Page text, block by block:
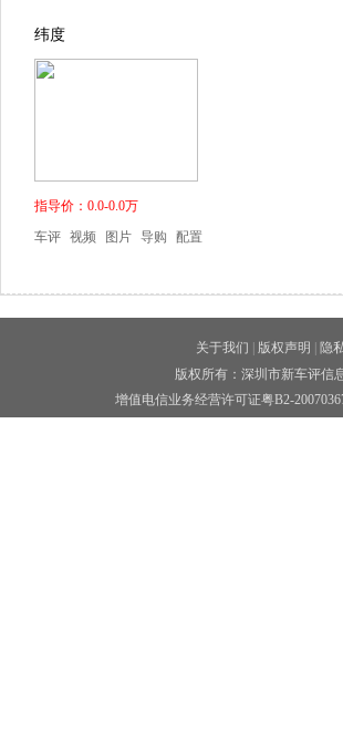
纬度
指导价：0.0-0.0万
车评 视频 图片 导购 配置
关于我们 版权声明 隐
版权所有：深圳市新车评信
增值电信业务经营许可证粤B2-